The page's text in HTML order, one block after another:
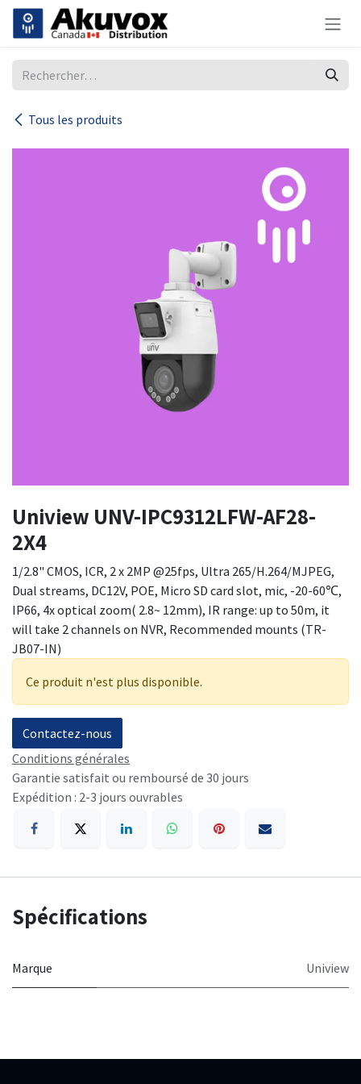
Se rendre au contenu
Tous les produits
Uniview UNV-IPC9312LFW-AF28-
2X4
1/2.8" CMOS, ICR, 2 x 2MP @25fps, Ultra 265/H.264/MJPEG,
Dual streams, DC12V, POE, Micro SD card slot, mic, -20-60℃,
IP66, 4x optical zoom( 2.8~ 12mm), IR range: up to 50m, it
will take 2 channels on NVR, Recommended mounts (TR-
JB07-IN)
Ce produit n'est plus disponible.
Contactez-nous
Conditions générales
Garantie satisfait ou remboursé de 30 jours
Expédition : 2-3 jours ouvrables
Spécifications
Marque Uniview